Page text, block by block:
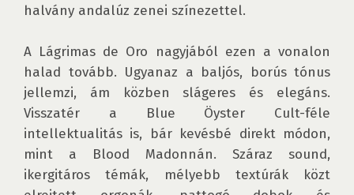
halvány andalúz zenei színezettel.
A Lágrimas de Oro nagyjából ezen a vonalon
halad tovább. Ugyanaz a baljós, borús tónus
jellemzi, ám közben slágeres és elegáns.
Visszatér a Blue Öyster Cult-féle
intellektualitás is, bár kevésbé direkt módon,
mint a Blood Madonnán. Száraz sound,
ikergitáros témák, mélyebb textúrák közt